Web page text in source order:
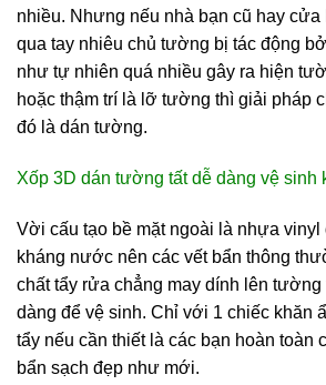
nhiều. Nhưng nếu nhà bạn cũ hay cửa
qua tay nhiêu chủ tường bị tác động
như tự nhiên quá nhiều gây ra hiện
hoặc thậm trí là lỡ tường thì giải pháp
đó là dán tường.
Xốp 3D dán tường tất dễ dàng vệ sinh
Vời cấu tạo bề mặt ngoài là nhựa vinyl
kháng nước nên các vết bẩn thông
chất tẩy rửa chẳng may dính lên tường
dàng để vệ sinh. Chỉ với 1 chiếc khăn
tẩy nếu cần thiết là các bạn hoàn toàn
bẩn sạch đẹp như mới.